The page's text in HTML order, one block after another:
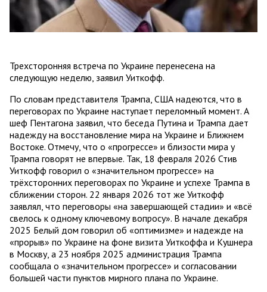
Трехсторонняя встреча по Украине перенесена на
следующую неделю, заявил Уиткофф.
По словам представителя Трампа, США надеются, что в
переговорах по Украине наступает переломный момент. А
шеф Пентагона заявил, что беседа Путина и Трампа дает
надежду на восстановление мира на Украине и Ближнем
Востоке. Отмечу, что о «прогрессе» и близости мира у
Трампа говорят не впервые. Так, 18 февраля 2026 Стив
Уиткофф говорил о «значительном прогрессе» на
трёхсторонних переговорах по Украине и успехе Трампа в
сближении сторон. 22 января 2026 тот же Уиткофф
заявлял, что переговоры «на завершающей стадии» и «всё
свелось к одному ключевому вопросу». В начале декабря
2025 Белый дом говорил об «оптимизме» и надежде на
«прорыв» по Украине на фоне визита Уиткоффа и Кушнера
в Москву, а 23 ноября 2025 администрация Трампа
сообщала о «значительном прогрессе» и согласовании
большей части пунктов мирного плана по Украине.